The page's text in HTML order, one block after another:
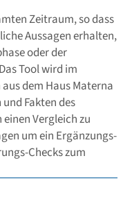
Zeitraum, so dass
Aussagen erhalten,
oder der
Das Tool wird im
dem Haus Materna
Fakten des
Vergleich zu
um ein Ergänzungs-
Checks zum